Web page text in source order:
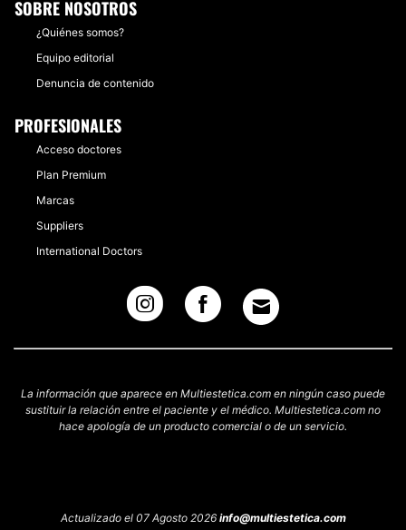
SOBRE NOSOTROS
¿Quiénes somos?
Equipo editorial
Denuncia de contenido
PROFESIONALES
Acceso doctores
Plan Premium
Marcas
Suppliers
International Doctors
La información que aparece en Multiestetica.com en ningún caso puede
sustituir la relación entre el paciente y el médico. Multiestetica.com no
hace apología de un producto comercial o de un servicio.
Actualizado el 07 Agosto 2026 info@multiestetica.com